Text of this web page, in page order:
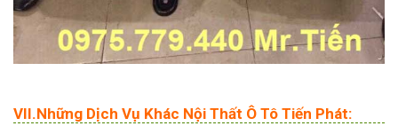
VII.Những Dịch Vụ Khác Nội Thất Ô Tô Tiến Phát: